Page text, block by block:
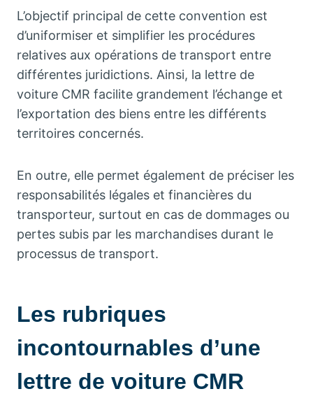
L’objectif principal de cette convention est
d’uniformiser et simplifier les procédures
relatives aux opérations de transport entre
différentes juridictions. Ainsi, la lettre de
voiture CMR facilite grandement l’échange et
l’exportation des biens entre les différents
territoires concernés.
En outre, elle permet également de préciser les
responsabilités légales et financières du
transporteur, surtout en cas de dommages ou
pertes subis par les marchandises durant le
processus de transport.
Les rubriques
incontournables d’une
lettre de voiture CMR